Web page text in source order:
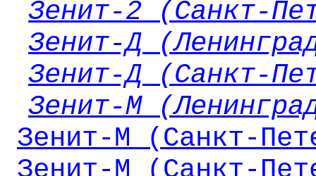
Зенит-2 (Санкт-
Зенит-Д
Зенит-Д (Санкт-
Зенит-М
Зенит-М (Санкт-